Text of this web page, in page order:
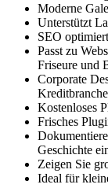
Moderne
Unterstützt
SEO
Passt zu
Friseure und
Corporate
Kreditbranche
Kostenloses
Frisches
Geschichte
Zeigen Sie
Ideal für